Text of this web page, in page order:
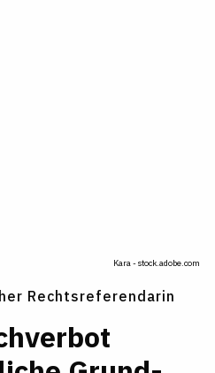
Kara - stock.adobe.com
Rechtsreferendarin